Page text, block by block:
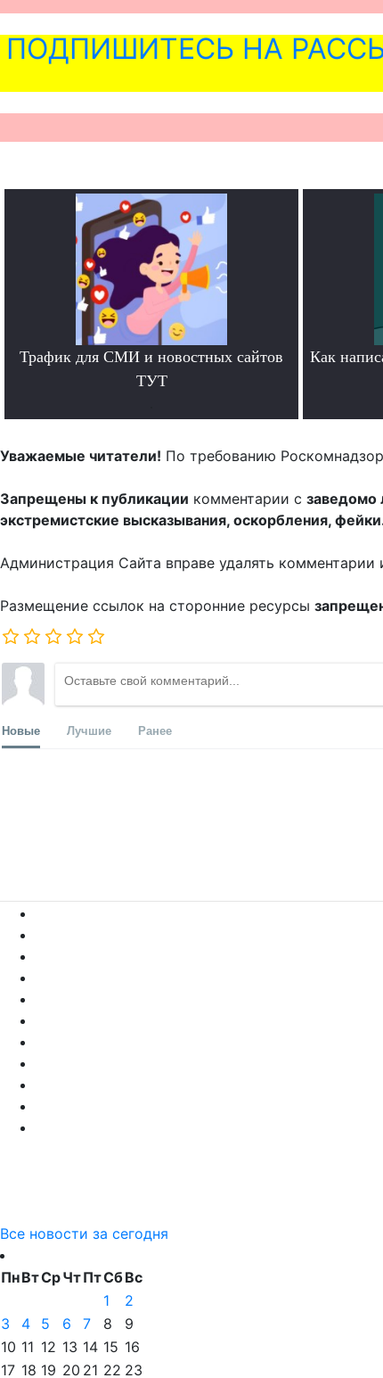
ПОДПИШИТЕСЬ НА
Трафик для СМИ и новостных сайтов
ТУТ
Как
Уважаемые читатели! По требованию
Запрещены к публикации комментарии с заведомо
экстремистские высказывания, оскорбления,
Администрация Сайта вправе удалять комментарии
Размещение ссылок на сторонние ресурсы
Новые Лучшие Ранее
Все новости за сегодня
ПнВтСрЧтПтСбВс
1
2
3
4 5 6 7 8
9
10 11 12 13 14 15 16
17 18 19 20 21 22 23